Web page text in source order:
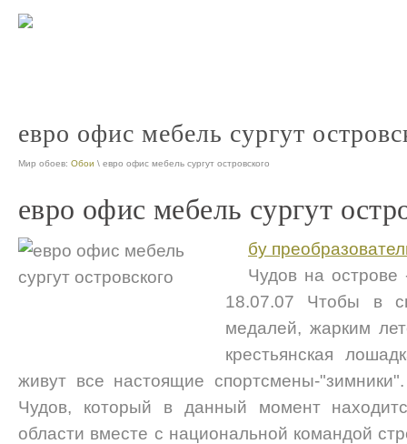
евро офис мебель сургут
Мир обоев: Обои \ евро офис мебель сургут островского
евро офис мебель сургут
бу
Чудов на острове
18.07.07 Чтобы в
медалей, жарким
крестьянская
живут все настоящие спортсмены-
Чудов, который в данный момент
области вместе с национальной командой